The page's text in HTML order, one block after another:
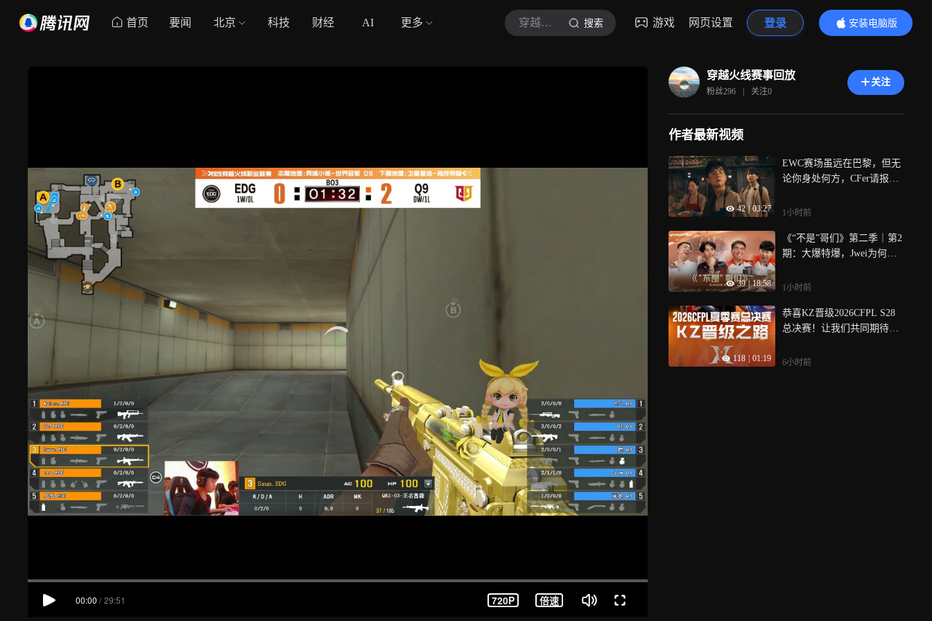
首页 要闻 北京 科技 财经 AI 更多 穿越火线赛事回放 搜索 游戏 网页设置 登录
安装电脑版
内容更精彩
00:00 / 29:51 720P 倍速
穿越火线赛事回放
粉丝296 | 关注0
关注
作者最新视频
42 | 03:27
EWC赛场虽远在巴黎，但无
论你身处何方，CFer请报
油！
1小时前
39 | 18:58
《“不是”哥们》第二季｜第2
期：大爆特爆，Jwei为何下
选手对总决赛的预测谁将获
1小时前
118 01:19
恭喜KZ晋级2026CFPL S28
总决赛！让我们共同期待他
6小时前